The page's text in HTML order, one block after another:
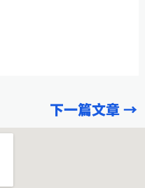
下一篇文章→